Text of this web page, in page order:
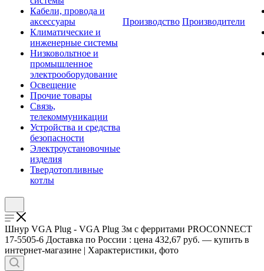
Кабели, провода и
аксессуары
Климатические и
инженерные системы
Низковольтное и
промышленное
электрооборудование
Освещение
Прочие товары
Связь,
телекоммуникации
Устройства и средства
безопасности
Электроустановочные
изделия
Твердотопливные
котлы
Производство Производители
Шнур VGA Plug - VGA Plug 3м с ферритами PROCONNECT
17-5505-6 Доставка по России : цена 432,67 руб. — купить в
интернет-магазине | Характеристики, фото